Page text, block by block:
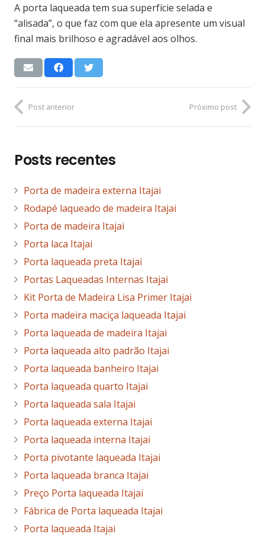
A porta laqueada tem sua superfície selada e
“alisada”, o que faz com que ela apresente um visual
final mais brilhoso e agradável aos olhos.
Post anterior Próximo post
Posts recentes
Porta de madeira externa Itajai
Rodapé laqueado de madeira Itajai
Porta de madeira Itajai
Porta laca Itajai
Porta laqueada preta Itajai
Portas Laqueadas Internas Itajai
Kit Porta de Madeira Lisa Primer Itajai
Porta madeira maciça laqueada Itajai
Porta laqueada de madeira Itajai
Porta laqueada alto padrão Itajai
Porta laqueada banheiro Itajai
Porta laqueada quarto Itajai
Porta laqueada sala Itajai
Porta laqueada externa Itajai
Porta laqueada interna Itajai
Porta pivotante laqueada Itajai
Porta laqueada branca Itajai
Preço Porta laqueada Itajai
Fábrica de Porta laqueada Itajai
Porta laqueada Itajai